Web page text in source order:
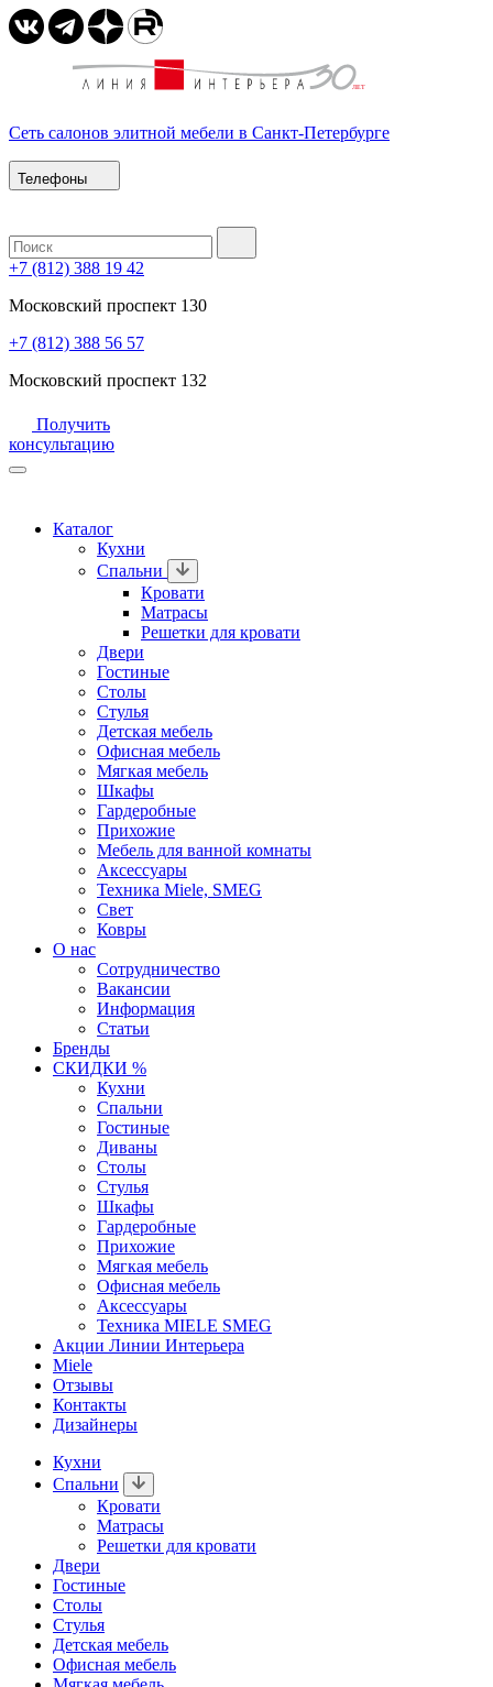
Сеть салонов элитной мебели в Санкт-Петербурге
Телефоны
+7 (812) 388 19 42
Московский проспект 130
+7 (812) 388 56 57
Московский проспект 132
Получить
консультацию
Каталог
Кухни
Спальни
Кровати
Матрасы
Решетки для кровати
Двери
Гостиные
Столы
Стулья
Детская мебель
Офисная мебель
Мягкая мебель
Шкафы
Гардеробные
Прихожие
Мебель для ванной комнаты
Аксессуары
Техника Miele, SMEG
Свет
Ковры
О нас
Сотрудничество
Вакансии
Информация
Статьи
Бренды
СКИДКИ %
Кухни
Спальни
Гостиные
Диваны
Столы
Стулья
Шкафы
Гардеробные
Прихожие
Мягкая мебель
Офисная мебель
Аксессуары
Техника MIELE SMEG
Акции Линии Интерьера
Miele
Отзывы
Контакты
Дизайнеры
Кухни
Спальни
Кровати
Матрасы
Решетки для кровати
Двери
Гостиные
Столы
Стулья
Детская мебель
Офисная мебель